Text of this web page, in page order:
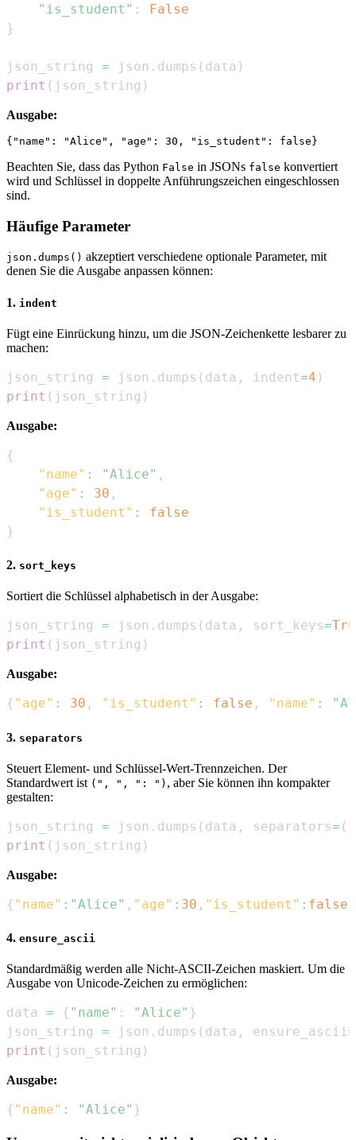
"is_student" :
False
}
json_string = json . dumps ( data )
print ( json_string )
Ausgabe:
Beachten Sie, dass das Python False in JSONs false konvertiert
wird und Schlüssel in doppelte Anführungszeichen eingeschlossen
sind.
Häufige Parameter
json.dumps() akzeptiert verschiedene optionale Parameter, mit
denen Sie die Ausgabe anpassen können:
1. indent
Fügt eine Einrückung hinzu, um die JSON-Zeichenkette lesbarer zu
machen:
json_string = json . dumps ( data , indent=4 )
print ( json_string )
Ausgabe:
{
"name" : "Alice" ,
"age" : 30 ,
"is_student" :
false
}
2. sort_keys
Sortiert die Schlüssel alphabetisch in der Ausgabe:
json_string = json . dumps ( data , sort_keys=
print ( json_string )
Ausgabe:
{ "age" : 30 , "is_student" : false , "name" :
3. separators
Steuert Element- und Schlüssel-Wert-Trennzeichen. Der
Standardwert ist (", ", ": ") , aber Sie können ihn kompakter
gestalten:
json_string = json . dumps ( data , separators= (
print ( json_string )
Ausgabe:
{ "name" : "Alice" , "age" : 30 , "is_student" : false
4. ensure_ascii
Standardmäßig werden alle Nicht-ASCII-Zeichen maskiert. Um die
Ausgabe von Unicode-Zeichen zu ermöglichen:
data = { "name" : "Alice" }
json_string = json . dumps ( data , ensure_ascii=
print ( json_string )
Ausgabe:
{ "name" : "Alice" }